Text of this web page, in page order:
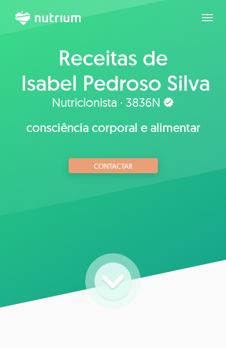
Receitas de
Isabel Pedroso Silva
Nutricionista · 3836N
consciência corporal e alimentar
CONTACTAR